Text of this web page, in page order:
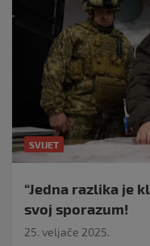
SVIJET
“Jedna razlika je
svoj sporazum!
25. veljače 2025.